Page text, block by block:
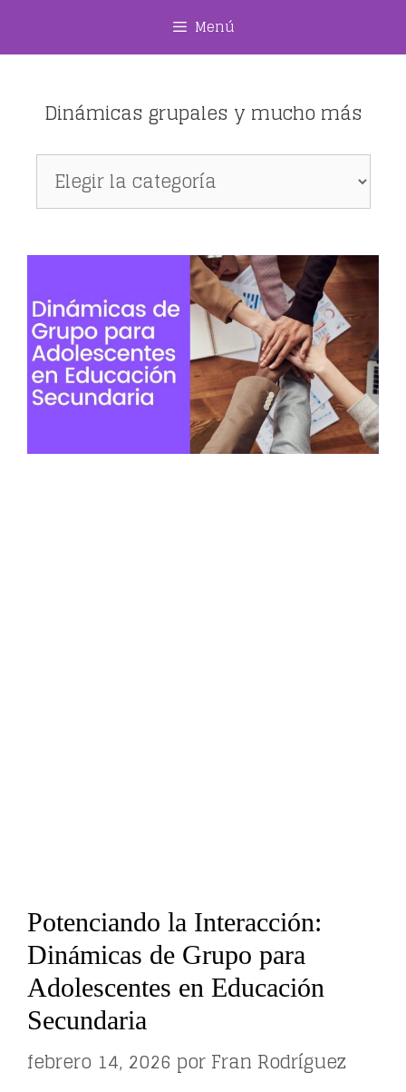
Menú
Dinámicas grupales y mucho más
Dinámicas
grupales
mucho
Potenciando la Interacción:
Dinámicas de Grupo para
Adolescentes en Educación
Secundaria
febrero 14, 2026 porFran Rodríguez